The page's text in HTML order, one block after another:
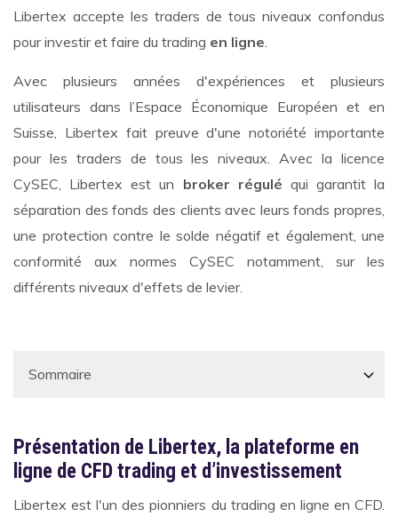
Libertex accepte les traders de tous niveaux confondus
pour investir et faire du trading en ligne
Avec plusieurs années d'expériences et plusieurs
utilisateurs dans l’Espace Économique Européen et en
Suisse, Libertex fait preuve d'une notoriété importante
pour les traders de tous les niveaux. Avec la licence
CySEC, Libertex est un broker régulé qui garantit la
séparation des fonds des clients avec leurs fonds propres,
une protection contre le solde négatif et également, une
conformité aux normes CySEC notamment, sur les
différents niveaux d'effets de levier.
Présentation de Libertex, la plateforme en
ligne de CFD trading et d’investissement
Libertex est l'un des pionniers du trading en ligne en CFD.